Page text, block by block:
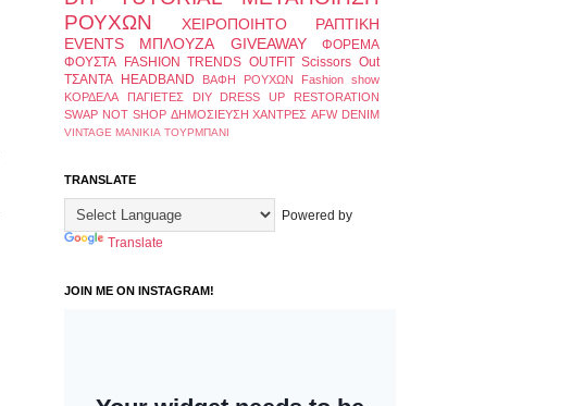
ΡΟΥΧΩΝ
ΧΕΙΡΟΠΟΙΗΤΟ
ΡΑΠΤΙΚΗ
EVENTS
ΜΠΛΟΥΖΑ GIVEAWAY
ΦΟΡΕΜΑ
ΦΟΥΣΤΑ
FASHION TRENDS OUTFIT Scissors Out
ΤΣΑΝΤΑ
HEADBAND ΒΑΦΗ ΡΟΥΧΩΝ
Fashion show
ΚΟΡΔΕΛΑ
ΠΑΓΙΕΤΕΣ DIY DRESS UP
RESTORATION
SWAP NOT SHOP ΔΗΜΟΣΙΕΥΣΗ ΧΑΝΤΡΕΣ AFW DENIM
VINTAGE ΜΑΝΙΚΙΑ ΤΟΥΡΜΠΑΝΙ
TRANSLATE
Powered by
Translate
JOIN ME ON INSTAGRAM!